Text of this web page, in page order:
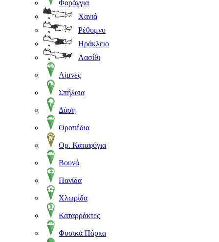
Φαράγγια
Χανιά
Ρέθυμνο
Ηράκλειο
Λασίθι
Λίμνες
Σπήλαια
Δάση
Οροπέδια
Ορ. Καταφύγια
Βουνά
Πανίδα
Χλωρίδα
Καταρράκτες
Φυσικά Πάρκα